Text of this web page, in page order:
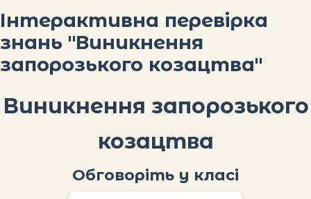
Інтерактивна перевірка
знань "Виникнення
запорозького козацтва"
Виникнення запорозького
козацтва
Обговоріть у класі